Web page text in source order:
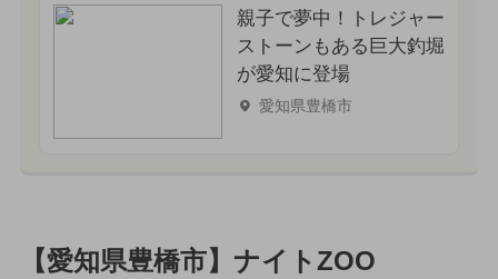
親子で夢中！トレジャー
ストーンもある巨大釣堀
が愛知に登場
愛知県豊橋市
【愛知県豊橋市】ナイトZOO